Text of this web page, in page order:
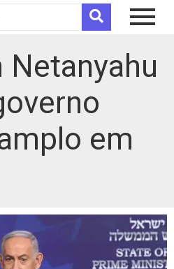
Netanyahu
em